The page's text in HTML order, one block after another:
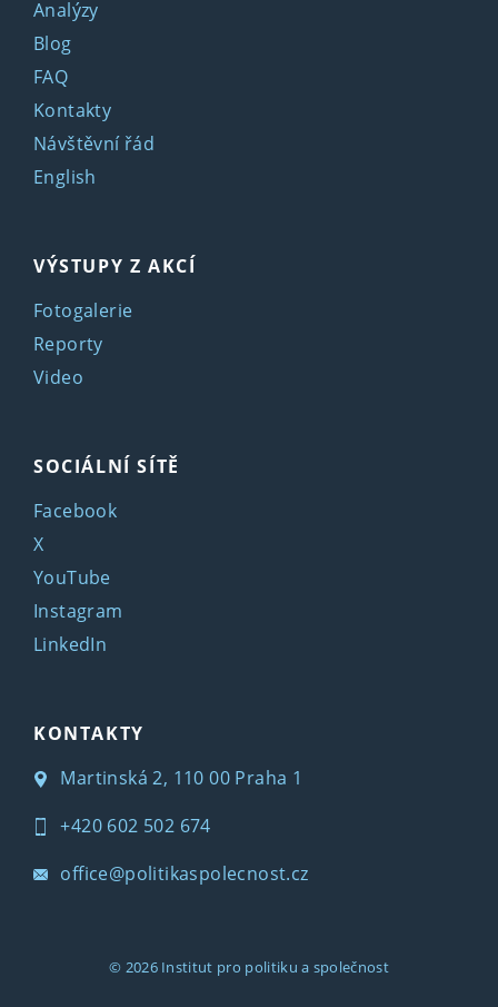
Analýzy
Blog
FAQ
Kontakty
Návštěvní řád
English
VÝSTUPY Z AKCÍ
Fotogalerie
Reporty
Video
SOCIÁLNÍ SÍTĚ
Facebook
X
YouTube
Instagram
LinkedIn
KONTAKTY
Martinská 2, 110 00 Praha 1
+420 602 502 674
office@politikaspolecnost.cz
© 2026 Institut pro politiku a společnost